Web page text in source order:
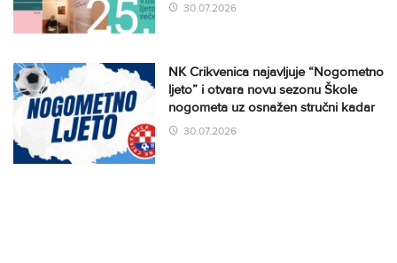
30.07.2026
NK Crikvenica najavljuje “Nogometno
ljeto” i otvara novu sezonu Škole
nogometa uz osnažen stručni kadar
30.07.2026